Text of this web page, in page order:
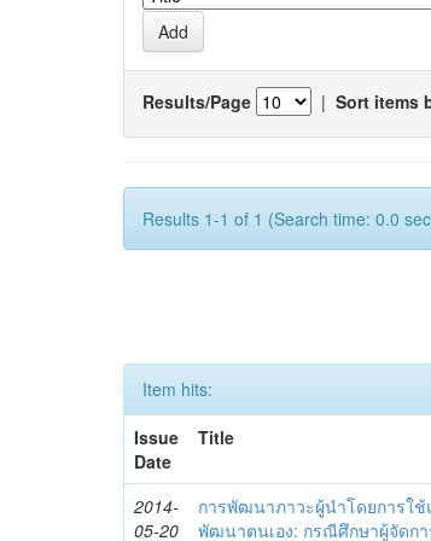
Results/Page | Sort items
Results 1-1 of 1 (Search time: 0.0
Item hits:
Issue
Date
Title
2014-
05-20
การพัฒนาภาวะผู้นำโดยการใ
พัฒนาตนเอง: กรณีศึกษาผู้จัดก